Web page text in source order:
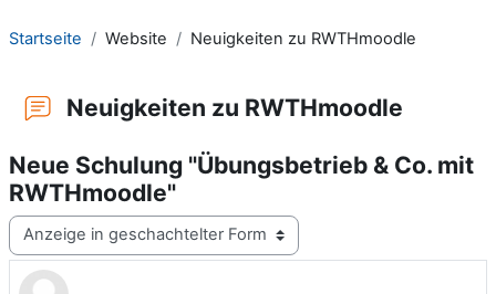
Startseite Website Neuigkeiten zu RWTHmoodle
Neuigkeiten zu RWTHmoodle
Neue Schulung "Übungsbetrieb & Co. mit
RWTHmoodle"
Anzeigemodus